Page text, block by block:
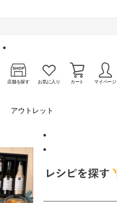
店舗を探す お気に入り カート マイページ
アウトレット